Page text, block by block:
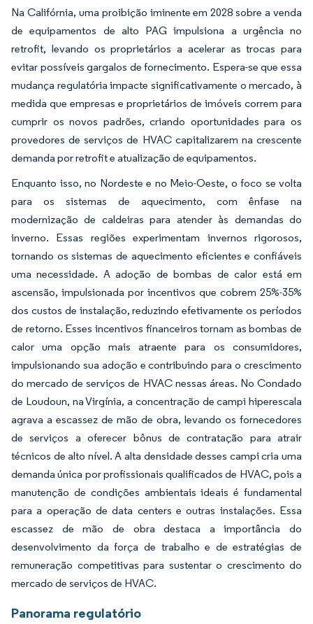
Na Califórnia, uma proibição iminente em 2028 sobre a venda
de equipamentos de alto PAG impulsiona a urgência no
retrofit, levando os proprietários a acelerar as trocas para
evitar possíveis gargalos de fornecimento. Espera-se que essa
mudança regulatória impacte significativamente o mercado, à
medida que empresas e proprietários de imóveis correm para
cumprir os novos padrões, criando oportunidades para os
provedores de serviços de HVAC capitalizarem na crescente
demanda por retrofit e atualização de equipamentos.
Enquanto isso, no Nordeste e no Meio-Oeste, o foco se volta
para os sistemas de aquecimento, com ênfase na
modernização de caldeiras para atender às demandas do
inverno. Essas regiões experimentam invernos rigorosos,
tornando os sistemas de aquecimento eficientes e confiáveis
uma necessidade. A adoção de bombas de calor está em
ascensão, impulsionada por incentivos que cobrem 25%-35%
dos custos de instalação, reduzindo efetivamente os períodos
de retorno. Esses incentivos financeiros tornam as bombas de
calor uma opção mais atraente para os consumidores,
impulsionando sua adoção e contribuindo para o crescimento
do mercado de serviços de HVAC nessas áreas. No Condado
de Loudoun, na Virgínia, a concentração de campi hiperescala
agrava a escassez de mão de obra, levando os fornecedores
de serviços a oferecer bônus de contratação para atrair
técnicos de alto nível. A alta densidade desses campi cria uma
demanda única por profissionais qualificados de HVAC, pois a
manutenção de condições ambientais ideais é fundamental
para a operação de data centers e outras instalações. Essa
escassez de mão de obra destaca a importância do
desenvolvimento da força de trabalho e de estratégias de
remuneração competitivas para sustentar o crescimento do
mercado de serviços de HVAC.
Panorama regulatório